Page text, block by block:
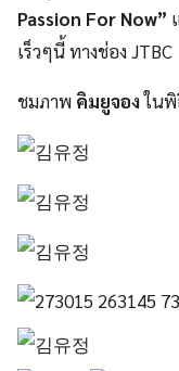
Passion For Now”
เร็วๆนี้ ทางช่อง JTBC
ชมภาพ คิมยูจองในพิ